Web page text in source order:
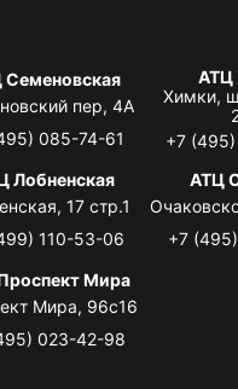
Семеновская
пер, 4А
085-74-61
АТЦ
Химки,
+7
Лобненская
17 стр.1
110-53-06
АТЦ
+7
Мира
Мира, 96с16
023-42-98